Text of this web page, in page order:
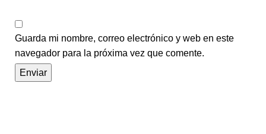
Guarda mi nombre, correo electrónico y web en este
navegador para la próxima vez que comente.